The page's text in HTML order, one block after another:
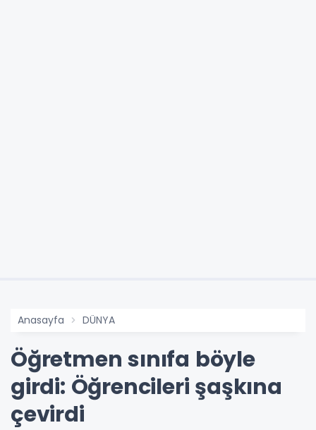
Anasayfa DÜNYA
Öğretmen sınıfa böyle
girdi: Öğrencileri şaşkına
çevirdi